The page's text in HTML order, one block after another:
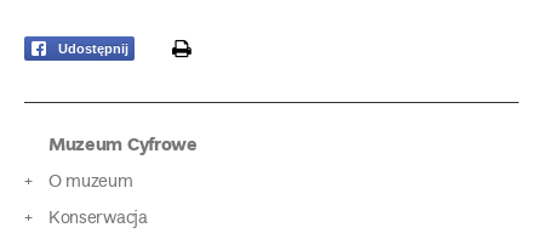
Udostępnij print
Muzeum Cyfrowe
O muzeum
Konserwacja